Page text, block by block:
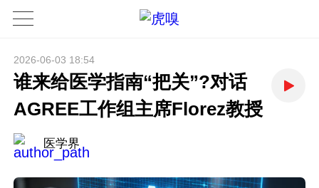
2026-06-03 18:54
谁来给医学指南“把关”?对话
AGREE工作组主席Florez教授
医学界